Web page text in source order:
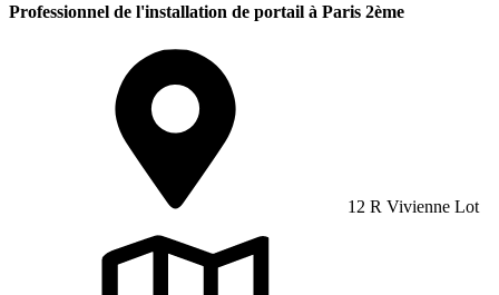
Professionnel de l'installation de portail à Paris 2ème
12 R Vivienne Lot